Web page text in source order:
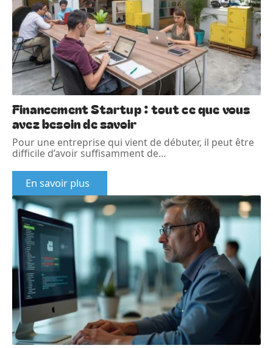
Financement Startup : tout ce que vous
avez besoin de savoir
Pour une entreprise qui vient de débuter, il peut être
difficile d’avoir suffisamment de…
En savoir plus